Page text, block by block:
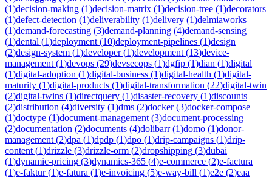
(1)decision-making (1)decision-matrix (1)decision-tree (1)decorators
(1)defect-detection (1)deliverability (1)delivery (1)delmiaworks
(1)demand-forecasting (3)demand-planning (4)demand-sensing
(1)dental (1)deployment (10)deployment-pipelines (1)design
(2)design-system (1)developer(1)development (13)device-
management (1)devops (29)devsecops (1)dgfip (1)dian (1)digital
(1)digital-adoption (1)digital-business (1)digital-health (1)digital-
maturity (1)digital-products (1)digital-transformation (22)digital-twin
(2)digital-twins (1)directquery (1)disaster-recovery (1)discounts
(2)distribution (4)diversity (1)dms (2)docker(3)docker-compose
(1)doctype (1)document-management (3)document-processing
(2)documentation (2)documents (4)dolibarr(1)domo (1)donor-
management (2)dpa (1)dpdp (1)dpo (1)drip-campaigns (1)drip-
content (1)drizzle (3)drizzle-orm (2)dropshipping (3)dubai
(1)dynamic-pricing (3)dynamics-365 (4)e-commerce (2)e-factura
(1)e-faktur(1)e-fatura (1)e-invoicing (5)e-way-bill (1)e2e (2)eaa